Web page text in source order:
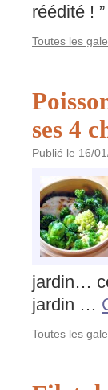
réédité ! ”
Toutes les
ses 4
Publié le 16/
jardin…
jardin …
Toutes les